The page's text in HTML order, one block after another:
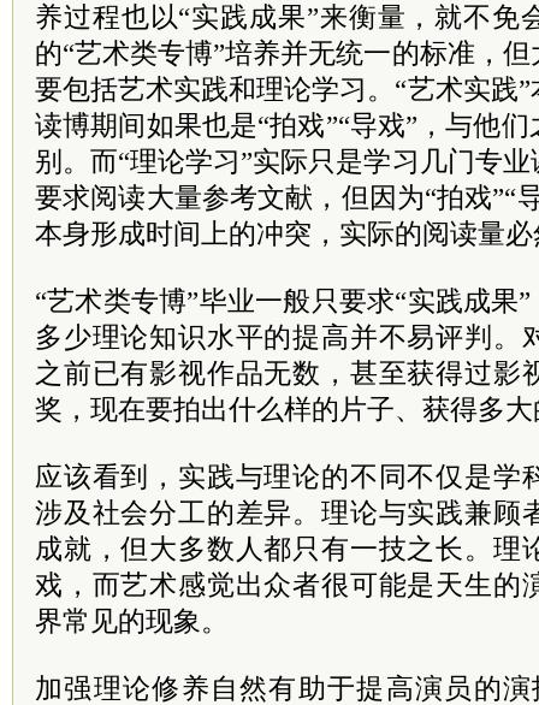
养过程也以“实践成果”来衡量，就不免
的“艺术类专博”培养并无统一的标准，
要包括艺术实践和理论学习。“艺术实践
读博期间如果也是“拍戏”“导戏”，与他
别。而“理论学习”实际只是学习几门专
要求阅读大量参考文献，但因为“拍戏”“
本身形成时间上的冲突，实际的阅读量
“艺术类专博”毕业一般只要求“实践成果
多少理论知识水平的提高并不易评判。
之前已有影视作品无数，甚至获得过影
奖，现在要拍出什么样的片子、获得多
应该看到，实践与理论的不同不仅是学
涉及社会分工的差异。理论与实践兼顾
成就，但大多数人都只有一技之长。理
戏，而艺术感觉出众者很可能是天生的
界常见的现象。
加强理论修养自然有助于提高演员的